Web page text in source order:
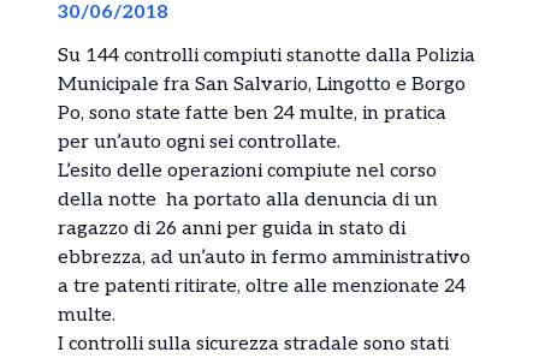
30/06/2018
Su 144 controlli compiuti stanotte dalla Polizia
Municipale fra San Salvario, Lingotto e Borgo
Po, sono state fatte ben 24 multe, in pratica
per un’auto ogni sei controllate.
L’esito delle operazioni compiute nel corso
della notte ha portato alla denuncia di un
ragazzo di 26 anni per guida in stato di
ebbrezza, ad un’auto in fermo amministrativo
a tre patenti ritirate, oltre alle menzionate 24
multe.
I controlli sulla sicurezza stradale sono stati